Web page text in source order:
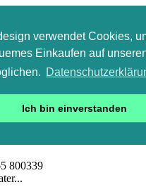
verwendet Cookies,
Einkaufen auf
Ich bin einverstanden